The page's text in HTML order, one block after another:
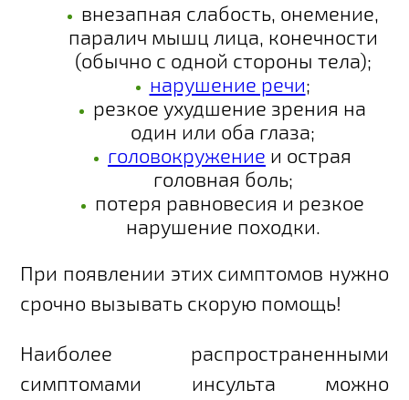
внезапная слабость, онемение,
паралич мышц лица, конечности
(обычно с одной стороны тела);
нарушение речи;
резкое ухудшение зрения на
один или оба глаза;
головокружение и острая
головная боль;
потеря равновесия и резкое
нарушение походки.
При появлении этих симптомов нужно
срочно вызывать скорую помощь!
Наиболее распространенными
симптомами инсульта можно